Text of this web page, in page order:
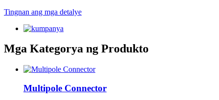
Tingnan ang mga detalye
Mga Kategorya ng Produkto
Multipole Connector